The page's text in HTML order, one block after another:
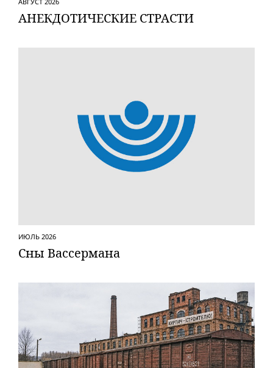
АНЕКДОТИЧЕСКИЕ СТРАСТИ
ИЮЛЬ 2026
Сны Вассермана